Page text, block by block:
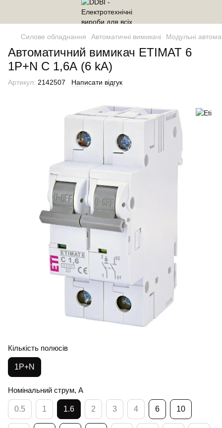
Силове обладнання Автоматичні вимикачі Модульні
Автоматичний вимикач ETIMAT 6
1P+N C 1,6А (6 kA)
Артикул: 2142507 Написати відгук
Кількість полюсів
1Р+N
Номінальний струм, А
0.5 1 1.6 2 3 4 6 10